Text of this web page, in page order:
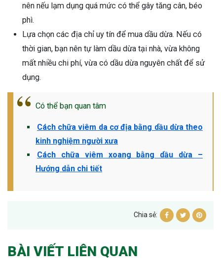
nên nếu lạm dụng quá mức có thể gây tăng cân, béo
phì.
Lựa chọn các địa chỉ uy tín để mua dầu dừa. Nếu có
thời gian, bạn nên tự làm dầu dừa tại nhà, vừa không
mất nhiều chi phí, vừa có dầu dừa nguyên chất để sử
dụng.
Có thể bạn quan tâm
Cách chữa viêm da cơ địa bằng dầu dừa theo
kinh nghiệm người xưa
Cách chữa viêm xoang bằng dầu dừa –
Hướng dẫn chi tiết
Chia sẻ:
BÀI VIẾT LIÊN QUAN